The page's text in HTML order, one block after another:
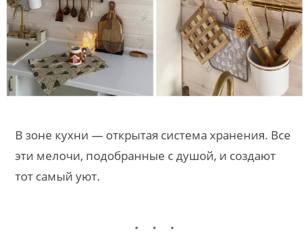
В зоне кухни — открытая система хранения. Все
эти мелочи, подобранные с душой, и создают
тот самый уют.